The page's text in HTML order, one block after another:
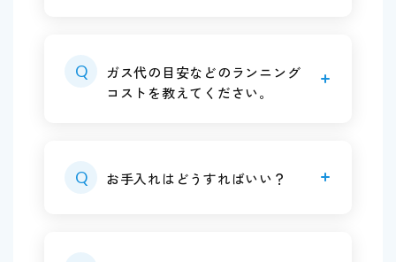
Q
ガス代の目安などのランニング
コストを教えてください。
Q お手入れはどうすればいい？